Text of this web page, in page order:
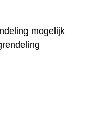
mogelijk